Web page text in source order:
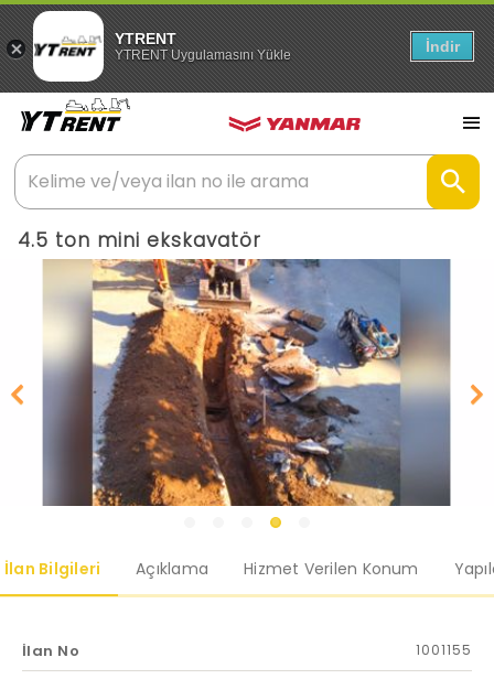
YTRENT
YTRENT Uygulamasını Yükle İndir
4.5 ton mini ekskavatör
İlan Bilgileri Açıklama Hizmet Verilen Konum
İlan No 1001155